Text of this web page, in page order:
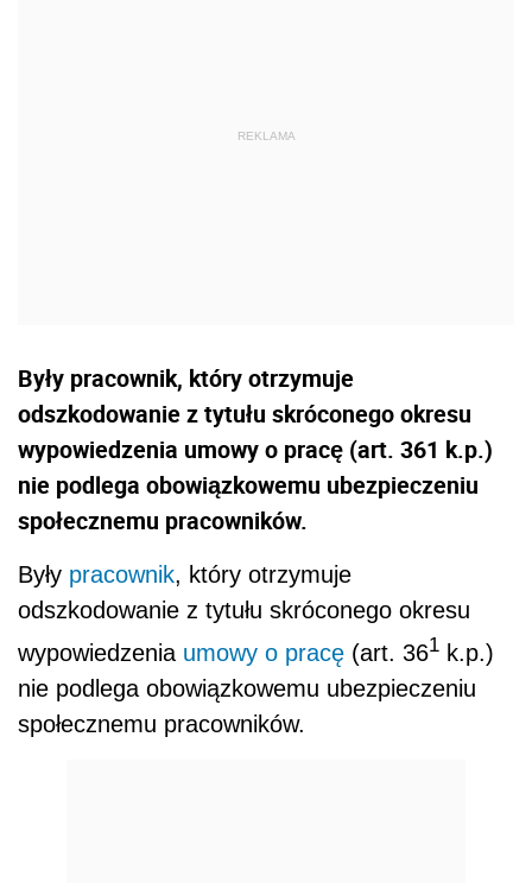
Były pracownik, który otrzymuje
odszkodowanie z tytułu skróconego okresu
wypowiedzenia umowy o pracę (art. 361 k.p.)
nie podlega obowiązkowemu ubezpieczeniu
społecznemu pracowników.
Były pracownik, który otrzymuje
odszkodowanie z tytułu skróconego okresu
wypowiedzenia umowy o pracę (art. 361 k.p.)
nie podlega obowiązkowemu ubezpieczeniu
społecznemu pracowników.